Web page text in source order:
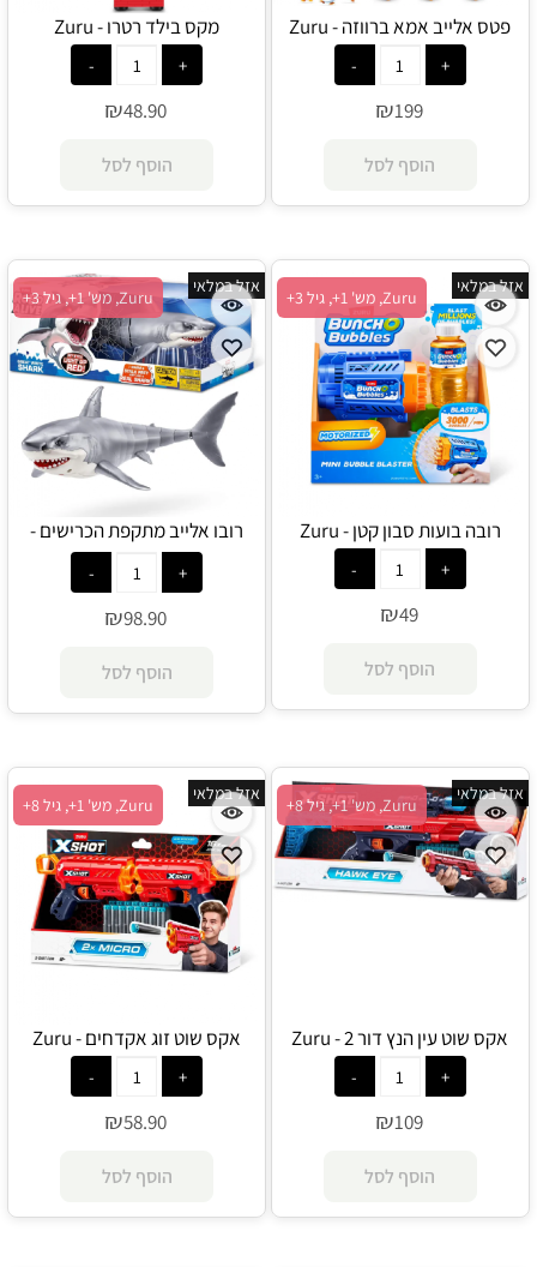
פטס אלייב אמא ברווזה - Zuru
₪199
הוסף לסל
מקס בילד רטרו - Zuru
₪48.90
הוסף לסל
Zuru, מש' 1+, גיל 3+
אזל במלאי
רובה בועות סבון קטן - Zuru
₪49
הוסף לסל
Zuru, מש' 1+, גיל 3+
אזל במלאי
רובו אלייב מתקפת הכרישים -
₪98.90
הוסף לסל
Zuru, מש' 1+, גיל 8+
אזל במלאי
אקס שוט עין הנץ דור 2 - Zuru
₪109
הוסף לסל
Zuru, מש' 1+, גיל 8+
אזל במלאי
אקס שוט זוג אקדחים - Zuru
₪58.90
הוסף לסל